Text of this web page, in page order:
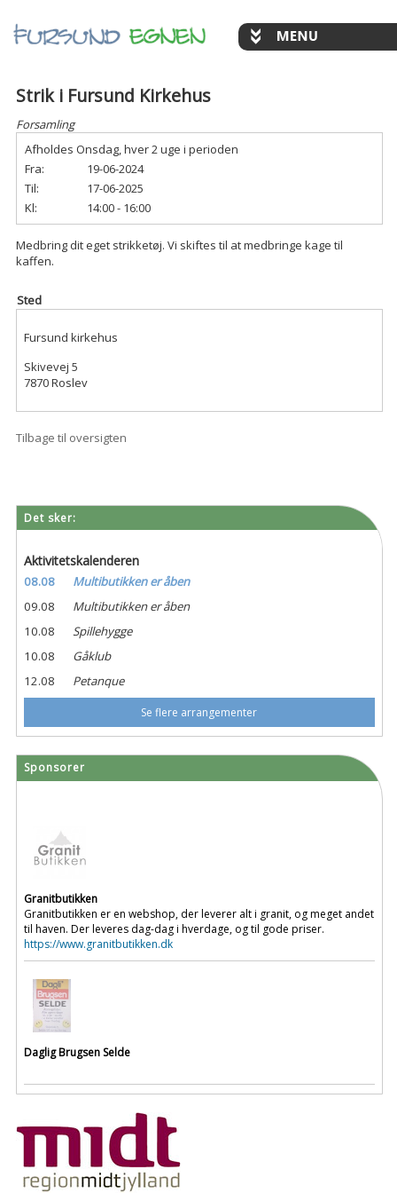
Strik i Fursund Kirkehus
Forsamling
Afholdes Onsdag, hver 2 uge i perioden
Fra:
19-06-2024
Til:
17-06-2025
Kl:
14:00 - 16:00
Medbring dit eget strikketøj. Vi skiftes til at medbringe kage til
kaffen.
Sted
Fursund kirkehus
Skivevej 5
7870 Roslev
Tilbage til oversigten
Det sker:
Aktivitetskalenderen
08.08
Multibutikken er åben
09.08
Multibutikken er åben
10.08
Spillehygge
10.08
Gåklub
12.08
Petanque
Se flere arrangementer
Sponsorer
Granitbutikken
Granitbutikken er en webshop, der leverer alt i granit, og meget andet
til haven. Der leveres dag-dag i hverdage, og til gode priser.
https://www.granitbutikken.dk
Daglig Brugsen Selde